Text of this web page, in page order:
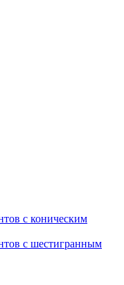
с коническим
с шестигранным